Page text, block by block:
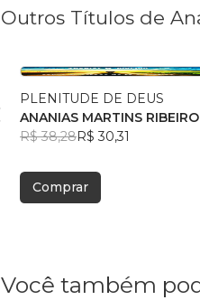
Outros Títulos de
PLENITUDE DE DEUS
ANANIAS MARTINS RIBEIRO
R$ 38,28R$ 30,31
Comprar
Você também